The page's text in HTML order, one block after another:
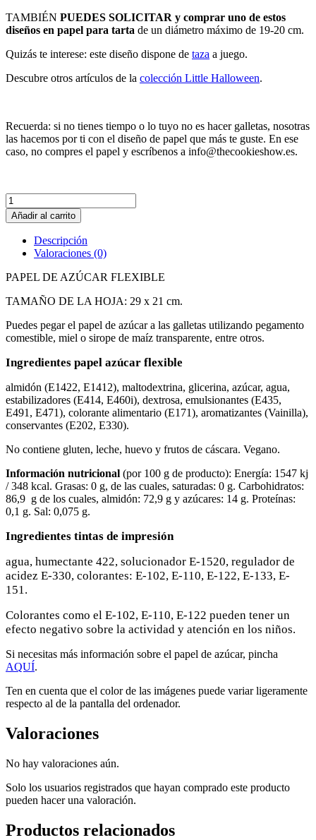
TAMBIÉN PUEDES SOLICITAR y comprar uno de estos
diseños en papel para tarta de un diámetro máximo de 19-20 cm.
Quizás te interese: este diseño dispone de taza a juego.
Descubre otros artículos de la colección Little Halloween.
Recuerda: si no tienes tiempo o lo tuyo no es hacer galletas, nosotras
las hacemos por ti con el diseño de papel que más te guste. En ese
caso, no compres el papel y escríbenos a info@thecookieshow.es.
Hall24
Little
Halloween
cantidad
Añadir al carrito
Descripción
Valoraciones (0)
PAPEL DE AZÚCAR FLEXIBLE
TAMAÑO DE LA HOJA: 29 x 21 cm.
Puedes pegar el papel de azúcar a las galletas utilizando pegamento
comestible, miel o sirope de maíz transparente, entre otros.
Ingredientes papel azúcar flexible
almidón (E1422, E1412), maltodextrina, glicerina, azúcar, agua,
estabilizadores (E414, E460i), dextrosa, emulsionantes (E435,
E491, E471), colorante alimentario (E171), aromatizantes (Vainilla),
conservantes (E202, E330).
No contiene gluten, leche, huevo y frutos de cáscara. Vegano.
Información nutricional (por 100 g de producto): Energía: 1547 kj
/ 348 kcal. Grasas: 0 g, de las cuales, saturadas: 0 g. Carbohidratos:
86,9 g de los cuales, almidón: 72,9 g y azúcares: 14 g. Proteínas:
0,1 g. Sal: 0,075 g.
Ingredientes tintas de impresión
agua, humectante 422, solucionador E-1520, regulador de
acidez E-330, colorantes: E-102, E-110, E-122, E-133, E-
151.
Colorantes como el E-102, E-110, E-122 pueden tener un
efecto negativo sobre la actividad y atención en los niños.
Si necesitas más información sobre el papel de azúcar, pincha
AQUÍ.
Ten en cuenta que el color de las imágenes puede variar ligeramente
respecto al de la pantalla del ordenador.
Valoraciones
No hay valoraciones aún.
Solo los usuarios registrados que hayan comprado este producto
pueden hacer una valoración.
Productos relacionados